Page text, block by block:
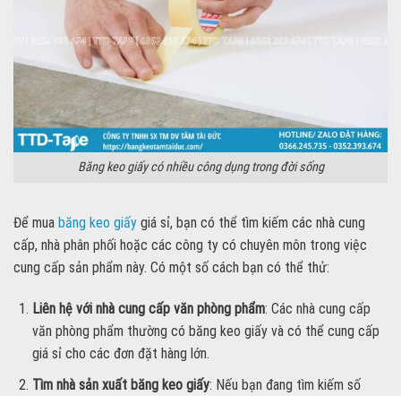
Băng keo giấy có nhiều công dụng trong đời sống
Để mua băng keo giấy giá sỉ, bạn có thể tìm kiếm các nhà cung
cấp, nhà phân phối hoặc các công ty có chuyên môn trong việc
cung cấp sản phẩm này. Có một số cách bạn có thể thử:
Liên hệ với nhà cung cấp văn phòng phẩm: Các nhà cung cấp
văn phòng phẩm thường có băng keo giấy và có thể cung cấp
giá sỉ cho các đơn đặt hàng lớn.
Tìm nhà sản xuất băng keo giấy: Nếu bạn đang tìm kiếm số